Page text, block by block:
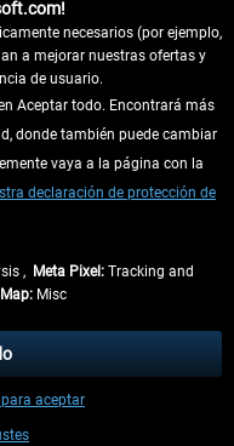
lo contrario
Los plazos de envío para los
lainformación de envío
necesarios (por ejemplo,
a mejorar nuestras ofertas y
de usuario.
Aceptar todo. Encontrará más
donde también puede cambiar
vaya a la página con la
declaración de protección de
, Meta Pixel: Tracking and
Misc
aceptar